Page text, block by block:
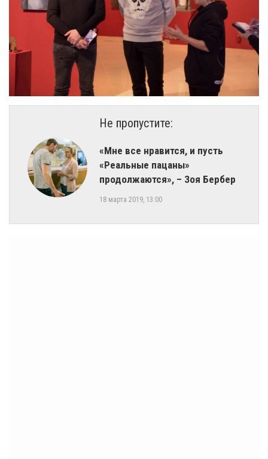
Не пропустите:
​«Мне все нравится, и пусть
«Реальные пацаны»
продолжаются», – Зоя Бербер
18 марта 2019, 13:00